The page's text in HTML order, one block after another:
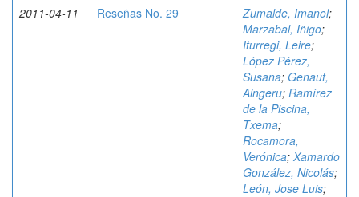
2011-04-11 Reseñas No. 29 Zumalde, Imanol;
Marzabal, Iñigo;
Iturregi, Leire;
López Pérez,
Susana; Genaut,
Aingeru; Ramírez
de la Piscina,
Txema;
Rocamora,
Verónica; Xamardo
González, Nicolás;
León, Jose Luis;